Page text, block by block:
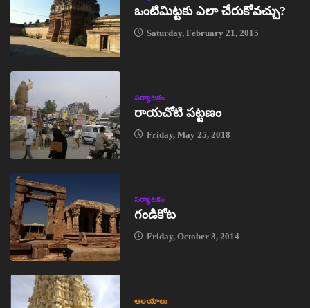
ఒంటిమిట్టకు ఎలా చేరుకోవచ్చు?
Saturday, February 21, 2015
పర్యాటకం
రాయచోటి పట్టణం
Friday, May 25, 2018
పర్యాటకం
గండికోట
Friday, October 3, 2014
ఆలయాలు